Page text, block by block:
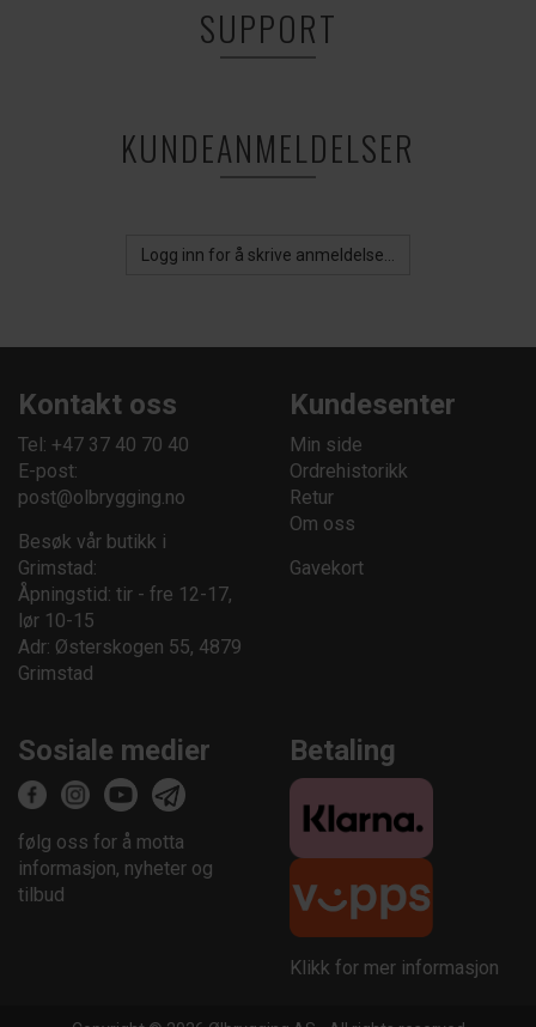
SUPPORT
KUNDEANMELDELSER
Logg inn for å skrive anmeldelse...
Kontakt oss
Tel: +47 37 40 70 40
E-post:
post@olbrygging.no
Besøk vår butikk i
Grimstad:
Åpningstid: tir - fre 12-17,
lør 10-15
Adr: Østerskogen 55, 4879
Grimstad
Kundesenter
Min side
Ordrehistorikk
Retur
Om oss
Gavekort
Sosiale medier
følg oss for å motta
informasjon, nyheter og
tilbud
Betaling
Klikk for mer informasjon